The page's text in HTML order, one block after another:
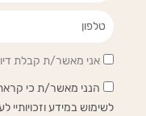
טלפון
אני מאשר/ת קבלת
הנני מאשר/ת כי
לשימוש במידע וזכויותיי